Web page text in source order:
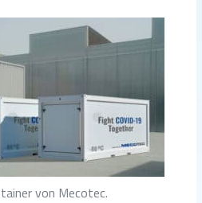
von Mecotec.